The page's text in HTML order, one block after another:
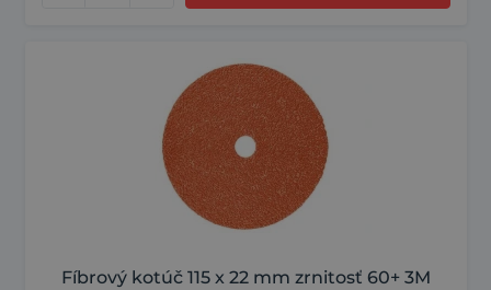
Fíbrový kotúč 115 x 22 mm zrnitosť 60+ 3M